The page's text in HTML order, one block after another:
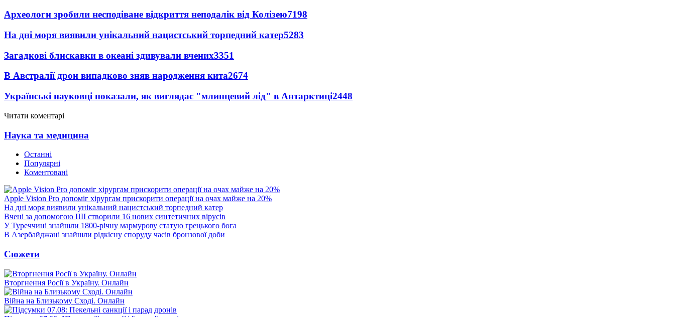
Археологи зробили несподіване відкриття неподалік від Колізею7198
На дні моря виявили унікальний нацистський торпедний катер5283
Загадкові блискавки в океані здивували вчених3351
В Австралії дрон випадково зняв народження кита2674
Українські науковці показали, як виглядає "млинцевий лід" в Антарктиці2448
Читати коментарі
Наука та медицина
Останні
Популярні
Коментовані
Apple Vision Pro допоміг хірургам прискорити операції на очах майже на 20%
На дні моря виявили унікальний нацистський торпедний катер
Вчені за допомогою ШІ створили 16 нових синтетичних вірусів
У Туреччині знайшли 1800-річну мармурову статую грецького бога
В Азербайджані знайшли рідкісну споруду часів бронзової доби
Сюжети
Вторгнення Росії в Україну. Онлайн
Війна на Близькому Сході. Онлайн